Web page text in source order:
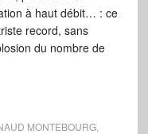
à haut débit… : ce
record, sans
du nombre de
MONTEBOURG,